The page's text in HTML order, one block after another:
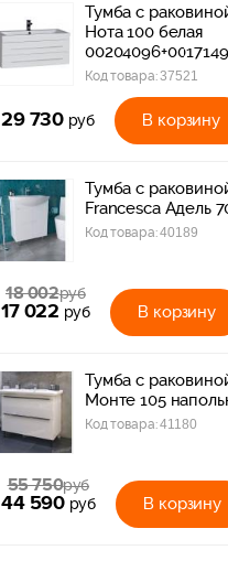
Тумба с
Нота 100 белая
Код товара:37521
29 730 руб В корзину
Тумба с
Francesca Адель
Код товара:40189
18 002руб
17 022 руб В корзину
Тумба с
Монте 105
Код товара:41180
55 750руб
44 590 руб В корзину